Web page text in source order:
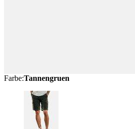
Farbe:Tannengruen